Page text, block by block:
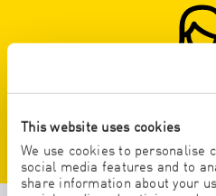
This website uses cookies
We use cookies to personalise
social media features and to
share information about your